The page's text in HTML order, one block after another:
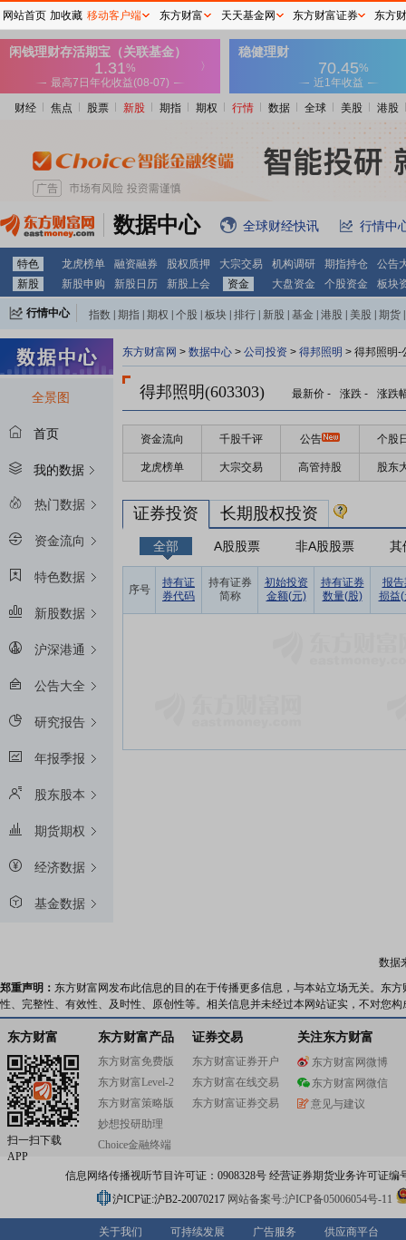
财经 焦点 股票 新股 期指 期权 行情 数据 全球 美股 港股
数据中心 全球财经快讯 行情中
特色 龙虎榜单 融资融券 股权质押 大宗交易 机构调研 期指持仓
公告
新股
新股申购 新股日历 新股上会 资金 大盘资金 个股资金 板块
行情中心 指数 期指 期权 个股 板块 排行 新股 基金 港股 美股 期货
全景图
首页
我的数据
热门数据
资金流向
特色数据
新股数据
沪深港通
公告大全
研究报告
年报季报
股东股本
期货期权
经济数据
基金数据
东方财富网 > 数据中心 > 公司投资 > 得邦照明 > 得邦照明-
得邦照明(603303) 最新价 - 涨跌 - 涨跌
资金流向 千股千评 公告 个股
龙虎榜单 大宗交易 高管持股 股东
证券投资 长期股权投资
全部 A股股票 非A股股票 其
序号
持有证
券代码
持有证券
简称
初始投资
金额(元)
持有证券
数量(股)
报告
损益(
数据
郑重声明： 东方财富网发布此信息的目的在于传播更多信息，与本站立场无关。东
性、完整性、有效性、及时性、原创性等。相关信息并未经过本网站证实，不对您
东方财富
扫一扫下载
APP
东方财富产品
东方财富免费版
东方财富Level-2
东方财富策略版
妙想投研助理
Choice金融终端
证券交易
东方财富证券开户
东方财富在线交易
东方财富证券交易
关注东方财富
东方财富网微博
东方财富网微信
意见与建议
信息网络传播视听节目许可证：0908328号 经营证券期货业务许可证编
沪ICP证:沪B2-20070217 网站备案号:沪ICP备05006054号-11
关于我们 可持续发展 广告服务 供应商平台
网站首页 加收藏 移动客户端 东方财富 天天基金网 东方财富证券 东方